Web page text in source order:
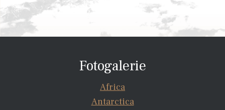
Fotogalerie
Africa
Antarctica